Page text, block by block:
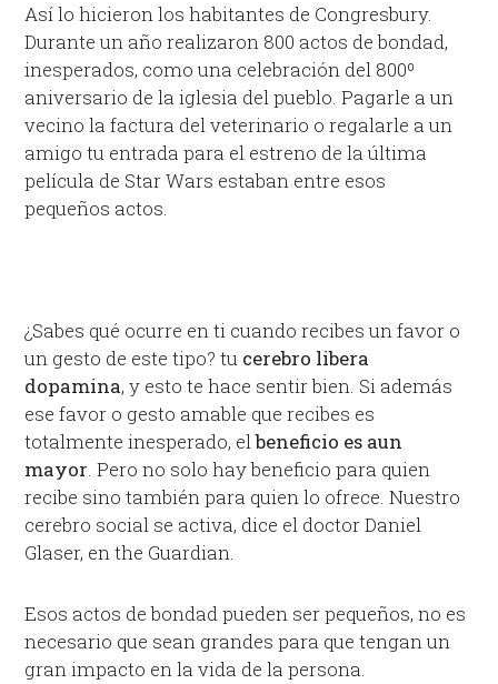
Así lo hicieron los habitantes de Congresbury.
Durante un año realizaron 800 actos de bondad,
inesperados, como una celebración del 800º
aniversario de la iglesia del pueblo. Pagarle a un
vecino la factura del veterinario o regalarle a un
amigo tu entrada para el estreno de la última
película de Star Wars estaban entre esos
pequeños actos.
¿Sabes qué ocurre en ti cuando recibes un favor o
un gesto de este tipo? tu cerebro libera
dopamina, y esto te hace sentir bien. Si además
ese favor o gesto amable que recibes es
totalmente inesperado, elbeneficio es aun
mayor. Pero no solo hay beneficio para quien
recibe sino también para quien lo ofrece. Nuestro
cerebro social se activa, dice el doctor Daniel
Glaser, en the Guardian.
Esos actos de bondad pueden ser pequeños, no es
necesario que sean grandes para que tengan un
gran impacto en la vida de la persona.